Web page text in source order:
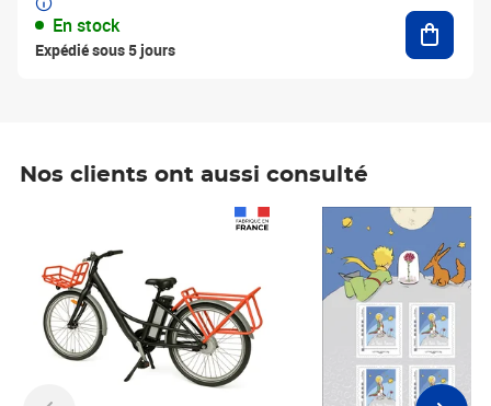
En stock
Expédié sous 5 jours
Nos clients ont aussi consulté
Prix 6,25€ HT